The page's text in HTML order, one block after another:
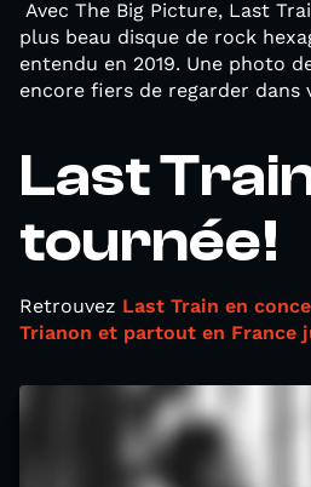
Avec The Big Picture, Last
plus beau disque de rock
entendu en 2019. Une photo
encore fiers de regarder dans
Last
tournée!
Retrouvez Last Train en
Trianon et partout en France